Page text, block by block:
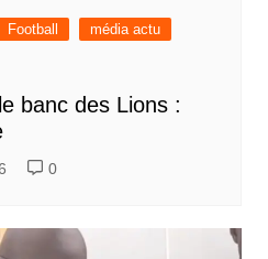
Football
média actu
banc des Lions :
0